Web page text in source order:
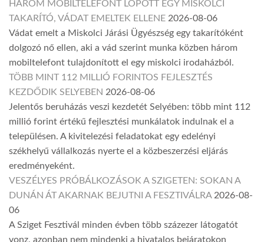
HÁROM MOBILTELEFONT LOPOTT EGY MISKOLCI
TAKARÍTÓ, VÁDAT EMELTEK ELLENE 2026-08-06
Vádat emelt a Miskolci Járási Ügyészség egy takarítóként
dolgozó nő ellen, aki a vád szerint munka közben három
mobiltelefont tulajdonított el egy miskolci irodaházból.
TÖBB MINT 112 MILLIÓ FORINTOS FEJLESZTÉS
KEZDŐDIK SELYEBEN 2026-08-06
Jelentős beruházás veszi kezdetét Selyében: több mint 112
millió forint értékű fejlesztési munkálatok indulnak el a
településen. A kivitelezési feladatokat egy edelényi
székhelyű vállalkozás nyerte el a közbeszerzési eljárás
eredményeként.
VESZÉLYES PRÓBÁLKOZÁSOK A SZIGETEN: SOKAN A
DUNÁN ÁT AKARNAK BEJUTNI A FESZTIVÁLRA 2026-08-
06
A Sziget Fesztivál minden évben több százezer látogatót
vonz, azonban nem mindenki a hivatalos bejáratokon